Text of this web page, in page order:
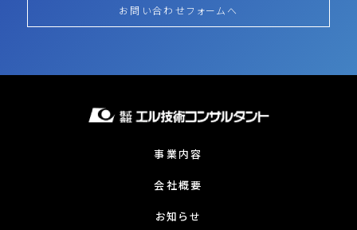
お問い合わせフォームへ
事業内容
会社概要
お知らせ